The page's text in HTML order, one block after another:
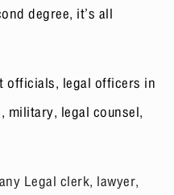
degree, it’s all
officials, legal officers in
military, legal counsel,
Legal clerk, lawyer,